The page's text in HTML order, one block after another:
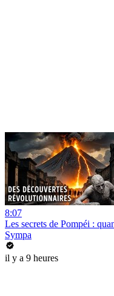
8:07
Les secrets de Pompéi :
Sympa
il y a 9 heures